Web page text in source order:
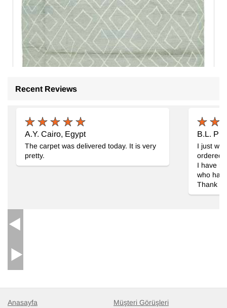
Gri Yeni Fas Stili El Dokuma Tülü
287 cm x 415 cm
152.499TL
Recent Reviews
A.Y. Cairo, Egypt
The carpet was delivered today. It is very
pretty.
B.L.
I just
ordered
I have
who has
Thank
Anasayfa
Müşteri Görüşleri